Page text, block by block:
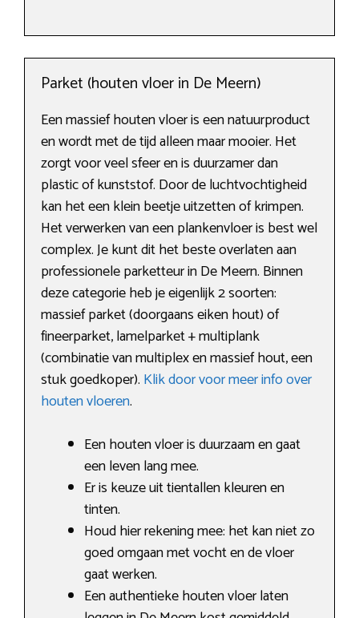
Parket (houten vloer in De Meern)
Een massief houten vloer is een natuurproduct
en wordt met de tijd alleen maar mooier. Het
zorgt voor veel sfeer en is duurzamer dan
plastic of kunststof. Door de luchtvochtigheid
kan het een klein beetje uitzetten of krimpen.
Het verwerken van een plankenvloer is best wel
complex. Je kunt dit het beste overlaten aan
professionele parketteur in De Meern. Binnen
deze categorie heb je eigenlijk 2 soorten:
massief parket (doorgaans eiken hout) of
fineerparket, lamelparket + multiplank
(combinatie van multiplex en massief hout, een
stuk goedkoper). Klik door voor meer info over
houten vloeren.
Een houten vloer is duurzaam en gaat
een leven lang mee.
Er is keuze uit tientallen kleuren en
tinten.
Houd hier rekening mee: het kan niet zo
goed omgaan met vocht en de vloer
gaat werken.
Een authentieke houten vloer laten